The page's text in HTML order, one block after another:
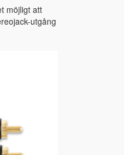
möjligt att
utgång